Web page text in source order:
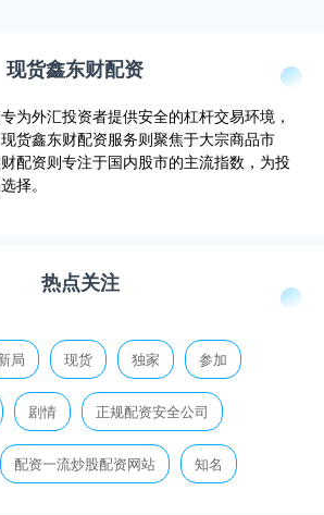
现货鑫东财配资
为外汇投资者提供安全的杠杆交易环境，
货鑫东财配资服务则聚焦于大宗商品市
配资则专注于国内股市的主流指数，为投
择。
热点关注
局 现货 独家 参加
剧情 正规配资安全公司
配资一流炒股配资网站 知名